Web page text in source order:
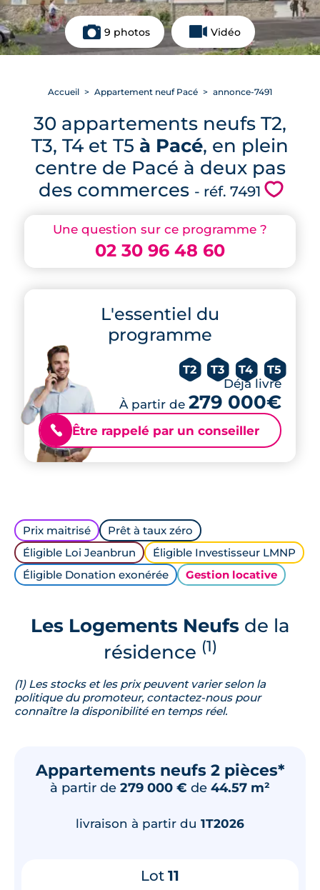
9 photos Vidéo
Une question sur ce programme ?
02 30 96 48 60
L'essentiel du
programme
T2 T3 T4 T5
Déjà livré
À partir de 279 000€
📞 Être rappelé par un conseiller
Accueil Appartement neuf Pacé annonce-7491
30 appartements neufs T2,
T3, T4 et T5 à Pacé, en plein
centre de Pacé à deux pas
des commerces - réf. 7491 💗
Prix maitrisé
Prêt à taux zéro
Éligible Loi Jeanbrun
Éligible Investisseur LMNP
Éligible Donation exonérée
Gestion locative
Les Logements Neufsde la
résidence (1)
(1) Les stocks et les prix peuvent varier selon la
politique du promoteur, contactez-nous pour
connaître la disponibilité en temps réel.
Appartements neufs 2 pièces*
à partir de 279 000 € de 44.57 m²
livraison à partir du 1T2026
Lot 11